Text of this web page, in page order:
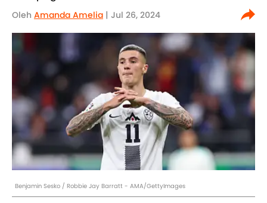
Oleh Amanda Amelia | Jul 26, 2024
Benjamin Sesko / Robbie Jay Barratt - AMA/GettyImages